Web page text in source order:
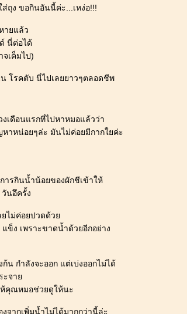
ถุง ขอกินอันนี้ค่ะ...เหง่อ!!!
ายแล้ว
นี่ต่อได้
เค็มไป)
โรคตับ นี่ไปเลยยาวๆตลอดชีพ
งเดือนแรกที่ไปหาหมอแล้วว่า
าหน่อยๆล่ะ มันไม่ค่อยมีกากใยค่ะ
ารกินน้ำน้อยของผักชีเข้าให้
วันอึครั้ง
ยไม่ค่อยปวดด้ว
ข็ง เพราะขาดน้ำด้วยอีกอย่าง
น กำลังจะออก แต่เบ่งออกไม่ได้
ะจา
คุณหมอช่วยดูให้นะ
จากเพิ่มน้ำไม่ได้มากกว่านี้ล่ะ